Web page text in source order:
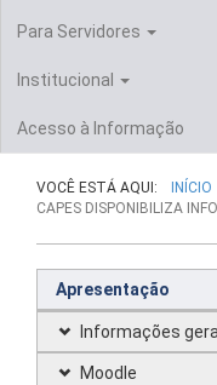
Para Servidores
Institucional
Acesso à Informação
VOCÊ ESTÁ AQUI: INÍCIO
CAPES DISPONIBILIZA
Apresentação
Informações
Moodle